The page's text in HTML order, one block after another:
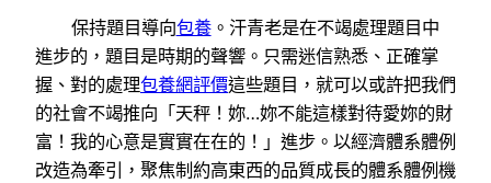
保持題目導向包養。汗青老是在不竭處理題目中
進步的，題目是時期的聲響。只需迷信熟悉、正確掌
握、對的處理包養網評價這些題目，就可以或許把我們
的社會不竭推向「天秤！妳…妳不能這樣對待愛妳的財
富！我的心意是實實在在的！」進步。以經濟體系體例
改造為牽引，聚焦制約高東西的品質成長的體系體例機